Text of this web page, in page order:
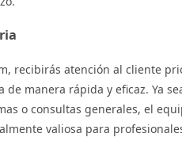
recibirás atención al cliente
manera rápida y eficaz. Ya
o consultas generales, el
valiosa para